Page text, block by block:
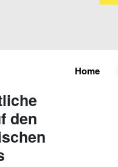
Home
den